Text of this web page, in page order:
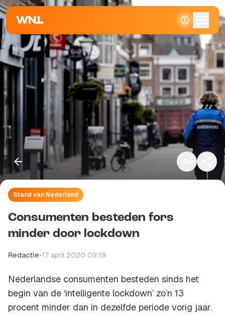
Klein
Standaard
Groot
Stand van Nederland
Consumenten besteden fors
minder door lockdown
Redactie•17 april 2020 09:19
Nederlandse consumenten besteden sinds het
begin van de ‘intelligente lockdown’ zo’n 13
procent minder dan in dezelfde periode vorig jaar.